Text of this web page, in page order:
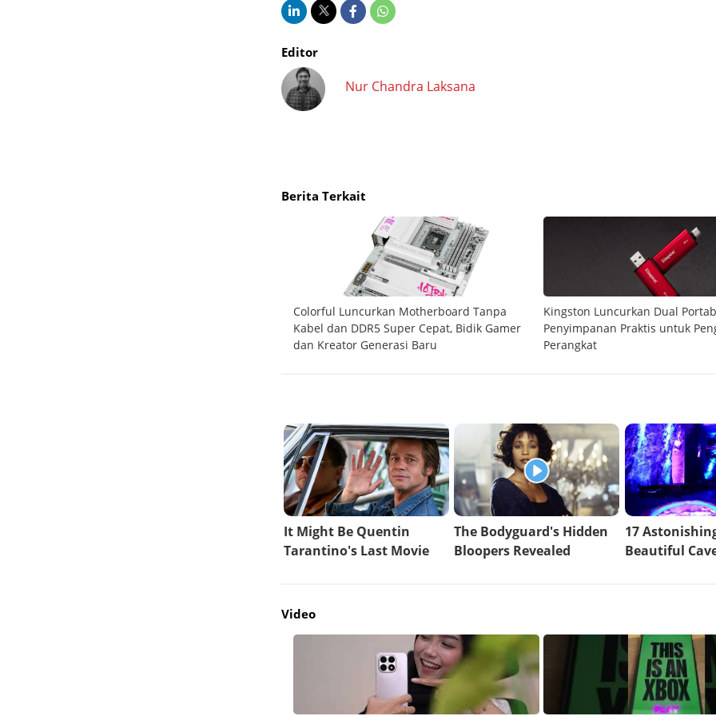
Editor
Nur Chandra Laksana
Berita Terkait
Colorful Luncurkan Motherboard Tanpa
Kabel dan DDR5 Super Cepat, Bidik Gamer
dan Kreator Generasi Baru
Kingston Luncurkan Dual
Penyimpanan Praktis untuk
Perangkat
Video